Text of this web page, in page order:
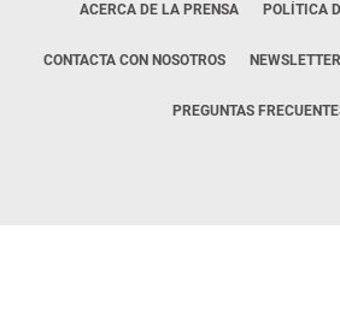
ACERCA DE LA PRENSA POLÍTICA
CONTACTA CON NOSOTROS NEWSLETTER
PREGUNTAS